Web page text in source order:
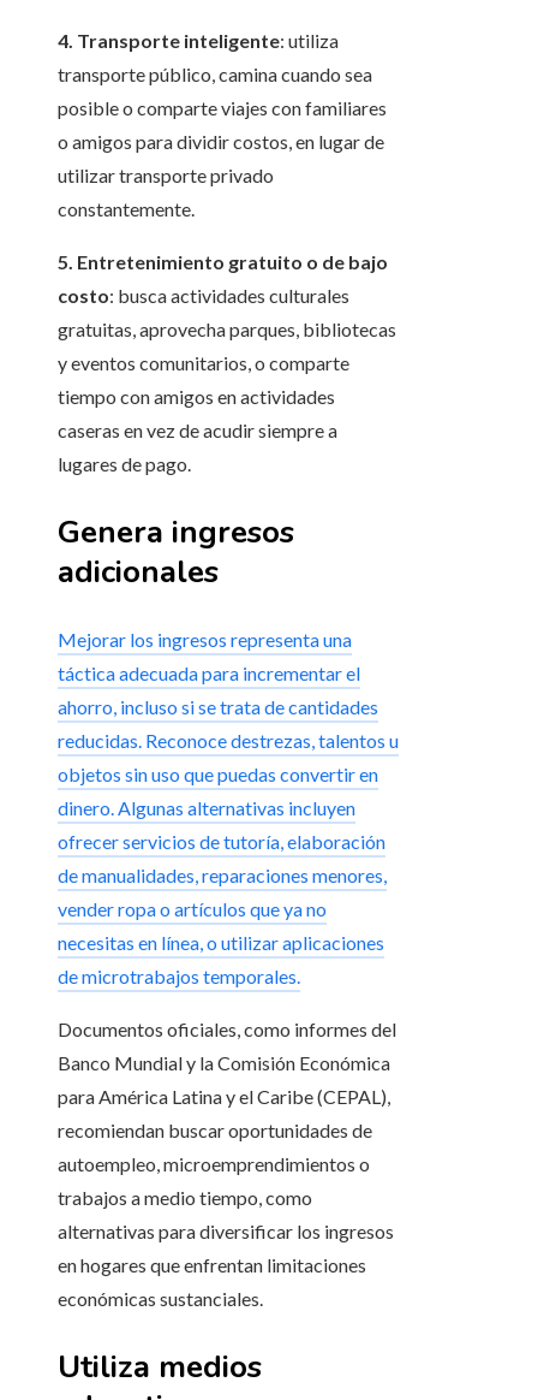
4. Transporte inteligente: utiliza
transporte público, camina cuando sea
posible o comparte viajes con familiares
o amigos para dividir costos, en lugar de
utilizar transporte privado
constantemente.
5. Entretenimiento gratuito o de bajo
costo: busca actividades culturales
gratuitas, aprovecha parques, bibliotecas
y eventos comunitarios, o comparte
tiempo con amigos en actividades
caseras en vez de acudir siempre a
lugares de pago.
Genera ingresos
adicionales
Mejorar los ingresos representa una
táctica adecuada para incrementar el
ahorro, incluso si se trata de cantidades
reducidas. Reconoce destrezas, talentos u
objetos sin uso que puedas convertir en
dinero. Algunas alternativas incluyen
ofrecer servicios de tutoría, elaboración
de manualidades, reparaciones menores,
vender ropa o artículos que ya no
necesitas en línea, o utilizar aplicaciones
de microtrabajos temporales.
Documentos oficiales, como informes del
Banco Mundial y la Comisión Económica
para América Latina y el Caribe (CEPAL),
recomiendan buscar oportunidades de
autoempleo, microemprendimientos o
trabajos a medio tiempo, como
alternativas para diversificar los ingresos
en hogares que enfrentan limitaciones
económicas sustanciales.
Utiliza medios